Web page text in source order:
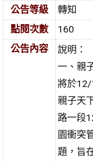
公告等級
轉知
點閱次數
160
公告內容
說明：
一、親
將於
親子天
路一段
園衝突
題，旨